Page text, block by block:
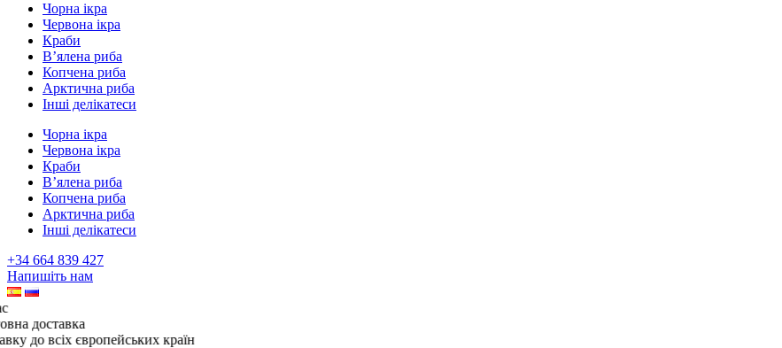
Чорна ікра
Червона ікра
Краби
В’ялена риба
Копчена риба
Арктична риба
Інші делікатеси
Чорна ікра
Червона ікра
Краби
В’ялена риба
Копчена риба
Арктична риба
Інші делікатеси
+34 664 839 427
Напишіть нам
європейських країн